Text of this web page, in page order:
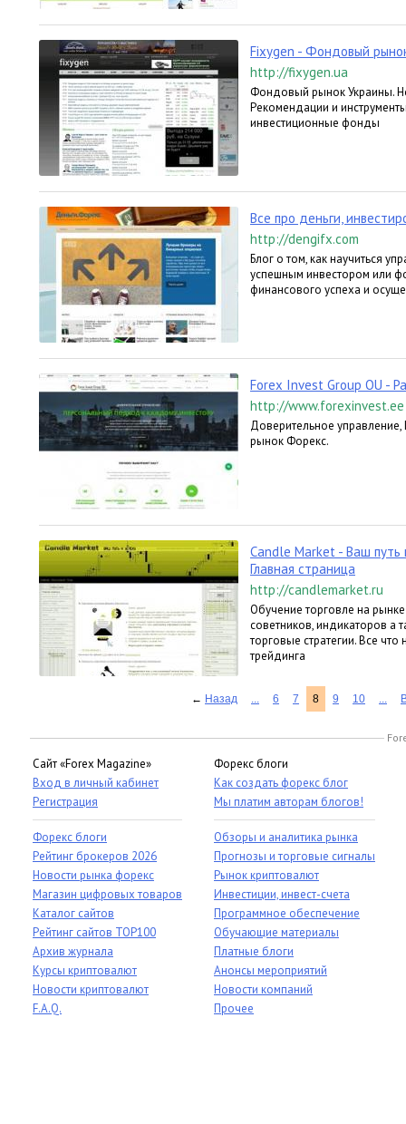
Fixygen - Фондовый
http://fixygen.ua
Фондовый рынок Украины.
Рекомендации и
инвестиционные фонды
Все про деньги,
http://dengifx.com
Блог о том, как научиться
успешным инвестором или
финансового успеха и
Forex Invest Group OU -
http://www.forexinvest.ee
Доверительное
рынок Форекс.
Сandle Market - Ваш путь
Главная страница
http://candlemarket.ru
Обучение торговле на
советников, индикаторов а
торговые стратегии. Все
трейдинга
← Назад ... 6 7 8 9 10 ...
Сайт «Forex Magazine»
Вход в личный кабинет
Регистрация
Форекс блоги
Рейтинг брокеров 2026
Новости рынка форекс
Магазин цифровых товаров
Каталог сайтов
Рейтинг сайтов TOP100
Архив журнала
Курсы криптовалют
Новости криптовалют
F.A.Q.
Форекс блоги
Как создать форекс блог
Мы платим авторам блогов!
Обзоры и аналитика рынка
Прогнозы и торговые сигналы
Рынок криптовалют
Инвестиции, инвест-счета
Программное обеспечение
Обучающие материалы
Платные блоги
Анонсы мероприятий
Новости компаний
Прочее